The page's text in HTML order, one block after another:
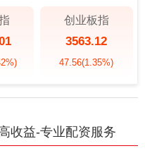
创业板指
3563.12
47.56(1.35%)
收益-专业配资服务